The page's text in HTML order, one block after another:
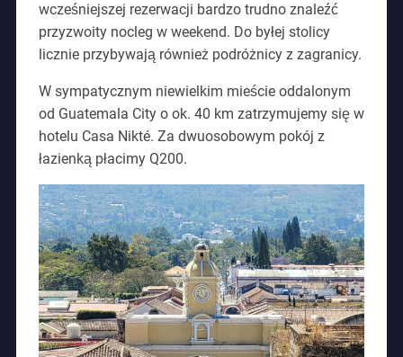
wcześniejszej rezerwacji bardzo trudno znaleźć
przyzwoity nocleg w weekend. Do byłej stolicy
licznie przybywają również podróżnicy z zagranicy.
W sympatycznym niewielkim mieście oddalonym
od Guatemala City o ok. 40 km zatrzymujemy się w
hotelu Casa Nikté. Za dwuosobowym pokój z
łazienką płacimy Q200.